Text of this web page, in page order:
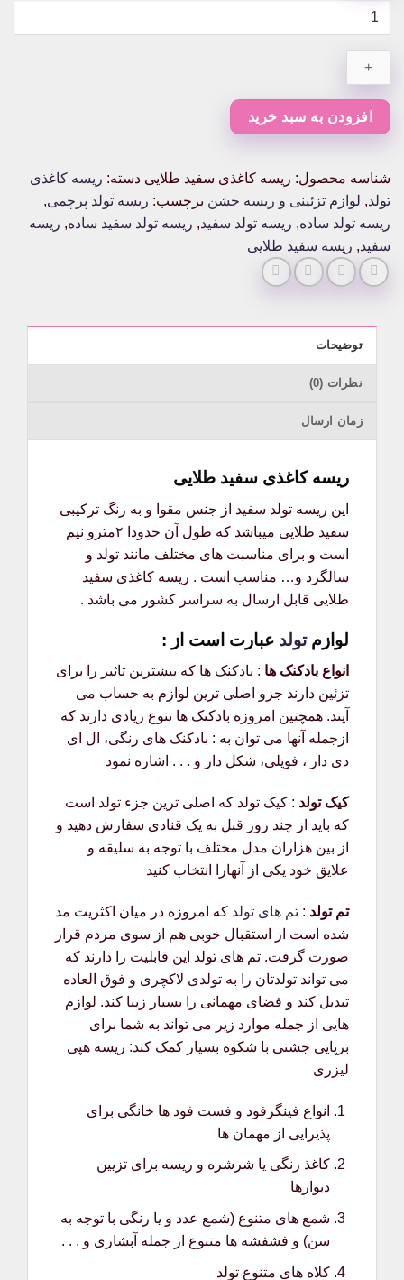
ریسه
سفید
طلایی
افزودن به سبد خرید
شناسه محصول: ریسه کاغذی سفید طلایی دسته: ریسه کاغذی
تولد, لوازم تزئینی و ریسه جشن برچسب: ریسه تولد پرچمی,
ریسه تولد ساده, ریسه تولد سفید, ریسه تولد سفید ساده, ریسه
سفید, ریسه سفید طلایی
توضیحات
نظرات (0)
زمان ارسال
ریسه کاغذی سفید طلایی
این ریسه تولد سفید از جنس مقوا و به رنگ ترکیبی
سفید طلایی میباشد که طول آن حدودا ۲مترو نیم
است و برای مناسبت های مختلف مانند تولد و
سالگرد و… مناسب است . ریسه کاغذی سفید
طلایی قابل ارسال به سراسر کشور می باشد .
لوازمتولد عبارت است از :
انواع بادکنک ها : بادکنک ها که بیشترین تاثیر را برای
تزئین دارند جزو اصلی ترین لوازم به حساب می
آیند. همچنین امروزه بادکنک ها تنوع زیادی دارند که
ازجمله آنها می توان به : بادکنک های رنگی، ال ای
دی دار ، فویلی، شکل دار و . . . اشاره نمود
کیک تولد : کیک تولد که اصلی ترین جزء تولد است
که باید از چند روز قبل به یک قنادی سفارش دهید و
از بین هزاران مدل مختلف با توجه به سلیقه و
علایق خود یکی از آنهارا انتخاب کنید
تم تولد : تم های تولد که امروزه در میان اکثریت مد
شده است از استقبال خوبی هم از سوی مردم قرار
صورت گرفت. تم های تولد این قابلیت را دارند که
می تواند تولدتان را به تولدی لاکچری و فوق العاده
تبدیل کند و فضای مهمانی را بسیار زیبا کند. لوازم
هایی از جمله موارد زیر می تواند به شما برای
برپایی جشنی با شکوه بسیار کمک کند: ریسه هپی
لیزری
انواع فینگرفود و فست فود ها خانگی برای
پذیرایی از مهمان ها
کاغذ رنگی یا شرشره و ریسه برای تزیین
دیوارها
شمع های متنوع (شمع عدد و یا رنگی با توجه به
سن) و فشفشه ها متنوع از جمله آبشاری و . . .
کلاه های متنوع تولد